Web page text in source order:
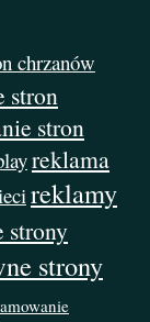
chrzanów
stron
stron
reklama
reklamy
strony
strony